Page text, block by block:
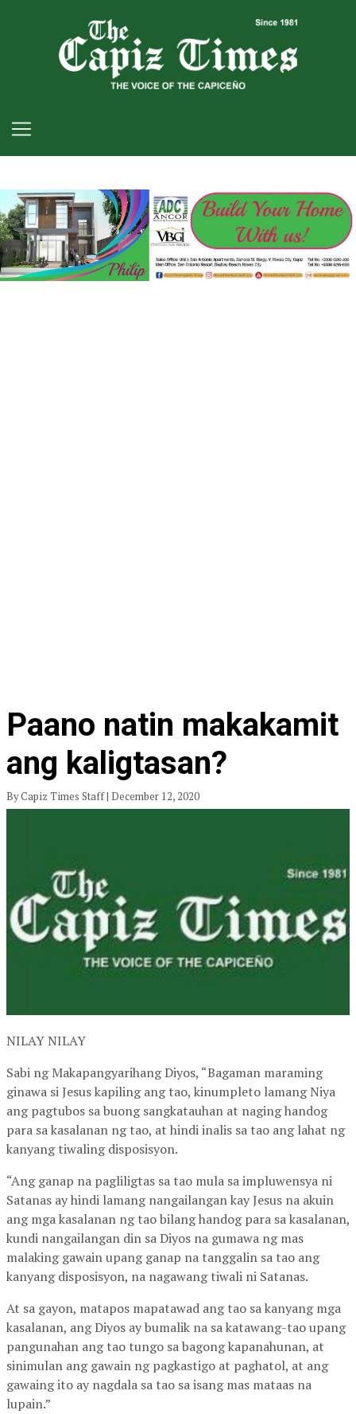
Paano natin makakamit
ang kaligtasan?
By Capiz Times Staff | December 12, 2020
NILAY NILAY
Sabi ng Makapangyarihang Diyos, “Bagaman maraming
ginawa si Jesus kapiling ang tao, kinumpleto lamang Niya
ang pagtubos sa buong sangkatauhan at naging handog
para sa kasalanan ng tao, at hindi inalis sa tao ang lahat ng
kanyang tiwaling disposisyon.
“Ang ganap na pagliligtas sa tao mula sa impluwensya ni
Satanas ay hindi lamang nangailangan kay Jesus na akuin
ang mga kasalanan ng tao bilang handog para sa kasalanan,
kundi nangailangan din sa Diyos na gumawa ng mas
malaking gawain upang ganap na tanggalin sa tao ang
kanyang disposisyon, na nagawang tiwali ni Satanas.
At sa gayon, matapos mapatawad ang tao sa kanyang mga
kasalanan, ang Diyos ay bumalik na sa katawang-tao upang
pangunahan ang tao tungo sa bagong kapanahunan, at
sinimulan ang gawain ng pagkastigo at paghatol, at ang
gawaing ito ay nagdala sa tao sa isang mas mataas na
lupain.”